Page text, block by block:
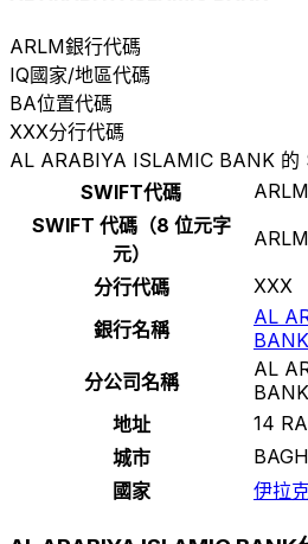
ARLM銀行代碼
IQ國家/地區代碼
BA位置代碼
XXX分行代碼
AL ARABIYA ISLAMIC BANK 的
SWIFT代碼
SWIFT 代碼（8 位元字
元）
分行代碼
XXX
銀行名稱
AL
BANK
分公司名稱
AL
BANK
地址
14
城市
國家
伊拉